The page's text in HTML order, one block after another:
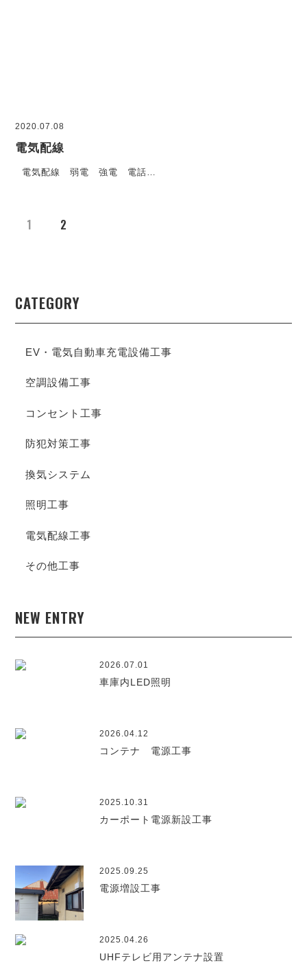
2020.07.08
電気配線
電気配線 弱電 強電 電話…
1 2
CATEGORY
EV・電気自動車充電設備工事
空調設備工事
コンセント工事
防犯対策工事
換気システム
照明工事
電気配線工事
その他工事
NEW ENTRY
2026.07.01
車庫内LED照明
2026.04.12
コンテナ 電源工事
2025.10.31
カーポート電源新設工事
2025.09.25
電源増設工事
2025.04.26
UHFテレビ用アンテナ設置